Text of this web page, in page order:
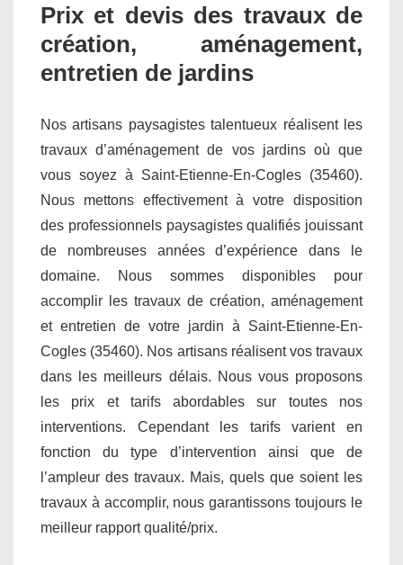
Prix et devis des travaux de
création, aménagement,
entretien de jardins
Nos artisans paysagistes talentueux réalisent les
travaux d’aménagement de vos jardins où que
vous soyez à Saint-Etienne-En-Cogles (35460).
Nous mettons effectivement à votre disposition
des professionnels paysagistes qualifiés jouissant
de nombreuses années d’expérience dans le
domaine. Nous sommes disponibles pour
accomplir les travaux de création, aménagement
et entretien de votre jardin à Saint-Etienne-En-
Cogles (35460). Nos artisans réalisent vos travaux
dans les meilleurs délais. Nous vous proposons
les prix et tarifs abordables sur toutes nos
interventions. Cependant les tarifs varient en
fonction du type d’intervention ainsi que de
l’ampleur des travaux. Mais, quels que soient les
travaux à accomplir, nous garantissons toujours le
meilleur rapport qualité/prix.